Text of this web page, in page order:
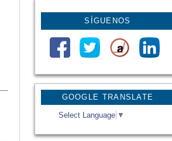
GOOGLE TRANSLATE
Select Language ▼
SÍGUENOS